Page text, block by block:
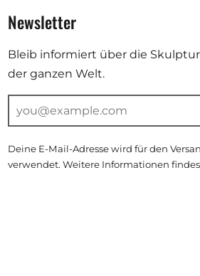
Newsletter
Bleib informiert über die
der ganzen Welt.
Deine E-Mail-Adresse wird für den
verwendet. Weitere Informationen